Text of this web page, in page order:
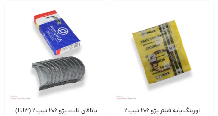
اورینگ پایه فیلتر پژو 206 تیپ 2
یاتاقان ثابت پژو 206 تیپ 2 (TU3)